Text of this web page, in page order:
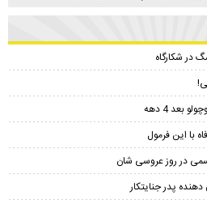
در شکارگاه
بعد 4 دهه
با این فرمول
در روز عروسی شان
پدر جنایتکار